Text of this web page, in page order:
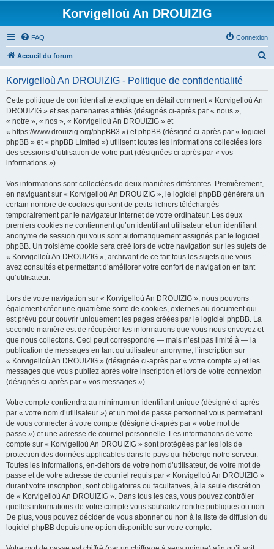
Korvigelloù An DROUIZIG
FAQ Connexion
Accueil du forum
Korvigelloù An DROUIZIG - Politique de confidentialité
Cette politique de confidentialité explique en détail comment « Korvigelloù An
DROUIZIG » et ses partenaires affiliés (désignés ci-après par « nous »,
« notre », « nos », « Korvigelloù An DROUIZIG » et
« https://www.drouizig.org/phpBB3 ») et phpBB (désigné ci-après par « logiciel
phpBB » et « phpBB Limited ») utilisent toutes les informations collectées lors
des sessions d’utilisation de votre part (désignées ci-après par « vos
informations »).
Vos informations sont collectées de deux manières différentes. Premièrement,
en naviguant sur « Korvigelloù An DROUIZIG », le logiciel phpBB génèrera un
certain nombre de cookies qui sont de petits fichiers téléchargés
temporairement par le navigateur internet de votre ordinateur. Les deux
premiers cookies ne contiennent qu’un identifiant utilisateur et un identifiant
anonyme de session qui vous sont automatiquement assignés par le logiciel
phpBB. Un troisième cookie sera créé lors de votre navigation sur les sujets de
« Korvigelloù An DROUIZIG », archivant de ce fait tous les sujets que vous
avez consultés et permettant d’améliorer votre confort de navigation en tant
qu’utilisateur.
Lors de votre navigation sur « Korvigelloù An DROUIZIG », nous pouvons
également créer une quatrième sorte de cookies, externes au document qui
est prévu pour couvrir uniquement les pages créées par le logiciel phpBB. La
seconde manière est de récupérer les informations que vous nous envoyez et
que nous collectons. Ceci peut correspondre — mais n’est pas limité à — la
publication de messages en tant qu’utilisateur anonyme, l’inscription sur
« Korvigelloù An DROUIZIG » (désignée ci-après par « votre compte ») et les
messages que vous publiez après votre inscription et lors de votre connexion
(désignés ci-après par « vos messages »).
Votre compte contiendra au minimum un identifiant unique (désigné ci-après
par « votre nom d’utilisateur ») et un mot de passe personnel vous permettant
de vous connecter à votre compte (désigné ci-après par « votre mot de
passe ») et une adresse de courriel personnelle. Les informations de votre
compte sur « Korvigelloù An DROUIZIG » sont protégées par les lois de
protection des données applicables dans le pays qui héberge notre serveur.
Toutes les informations, en-dehors de votre nom d’utilisateur, de votre mot de
passe et de votre adresse de courriel requis par « Korvigelloù An DROUIZIG »
durant votre inscription, sont obligatoires ou facultatives, à la seule discrétion
de « Korvigelloù An DROUIZIG ». Dans tous les cas, vous pouvez contrôler
quelles informations de votre compte vous souhaitez rendre publiques ou non.
De plus, vous pouvez décider de vous abonner ou non à la liste de diffusion du
logiciel phpBB depuis une option disponible sur votre compte.